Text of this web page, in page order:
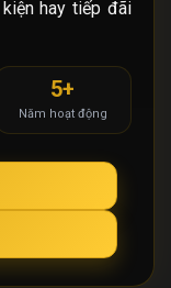
hay tiếp đãi
5+
Năm hoạt động